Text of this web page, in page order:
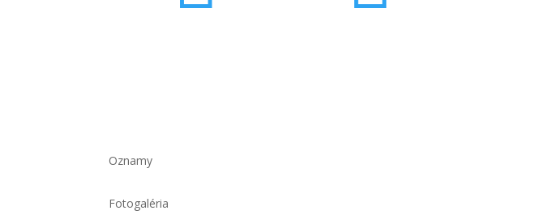
Oznamy
Fotogaléria